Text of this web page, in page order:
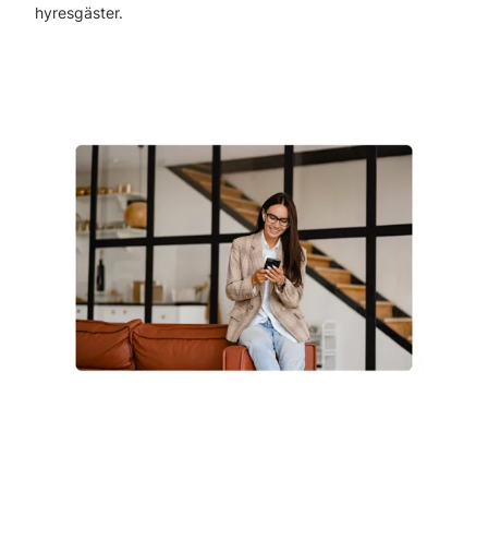
hyresgäster.